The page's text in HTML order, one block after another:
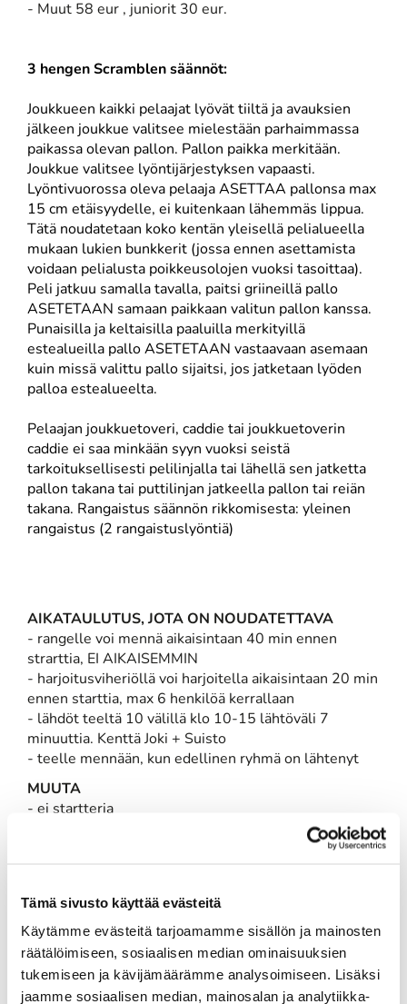
Tämä sivusto käyttää evästeitä
Käytämme evästeitä tarjoamamme sisällön ja mainosten
räätälöimiseen, sosiaalisen median ominaisuuksien
tukemiseen ja kävijämäärämme analysoimiseen. Lisäksi
jaamme sosiaalisen median, mainosalan ja analytiikka-
- Muut 58 eur , juniorit 30 eur.
3 hengen Scramblen säännöt:
Joukkueen kaikki pelaajat lyövät tiiltä ja avauksien
jälkeen joukkue valitsee mielestään parhaimmassa
paikassa olevan pallon. Pallon paikka merkitään.
Joukkue valitsee lyöntijärjestyksen vapaasti.
Lyöntivuorossa oleva pelaaja ASETTAA pallonsa max
15 cm etäisyydelle, ei kuitenkaan lähemmäs lippua.
Tätä noudatetaan koko kentän yleisellä pelialueella
mukaan lukien bunkkerit (jossa ennen asettamista
voidaan pelialusta poikkeusolojen vuoksi tasoittaa).
Peli jatkuu samalla tavalla, paitsi griineillä pallo
ASETETAAN samaan paikkaan valitun pallon kanssa.
Punaisilla ja keltaisilla paaluilla merkityillä
estealueilla pallo ASETETAAN vastaavaan asemaan
kuin missä valittu pallo sijaitsi, jos jatketaan lyöden
palloa estealueelta.
Pelaajan joukkuetoveri, caddie tai joukkuetoverin
caddie ei saa minkään syyn vuoksi seistä
tarkoituksellisesti pelilinjalla tai lähellä sen jatketta
pallon takana tai puttilinjan jatkeella pallon tai reiän
takana. Rangaistus säännön rikkomisesta: yleinen
rangaistus (2 rangaistuslyöntiä)
AIKATAULUTUS, JOTA ON NOUDATETTAVA
- rangelle voi mennä aikaisintaan 40 min ennen
strarttia, EI AIKAISEMMIN
- harjoitusviheriöllä voi harjoitella aikaisintaan 20 min
ennen starttia, max 6 henkilöä kerrallaan
- lähdöt teeltä 10 välillä klo 10-15 lähtöväli 7
minuuttia. Kenttä Joki + Suisto
- teelle mennään, kun edellinen ryhmä on lähtenyt
MUUTA
- ei startteria
- tuomarointi puhelimen välityksellä / Joni Nummelin
järjestelmään
- lähdöt 3 ryhmissä (lähtöryhmä = joukkue) 7
minuutin välein 10 teeltä. (Joki + Suisto)
- ei palkintojenjakoa, palkinnot noudettavissa klubilta
aukioloaikojen mukaan